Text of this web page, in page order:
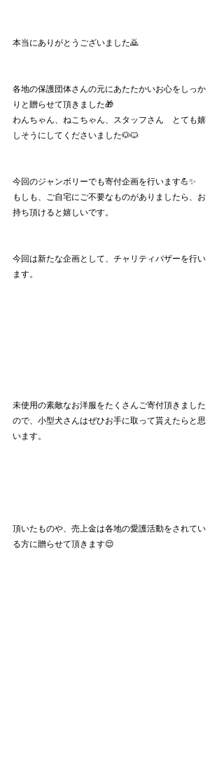
本当にありがとうございました🙇
各地の保護団体さんの元にあたたかいお心をしっか
りと贈らせて頂きました🎁
わんちゃん、ねこちゃん、スタッフさん　とても嬉
しそうにしてくださいました🐶🐱
今回のジャンボリーでも寄付企画を行います💪✨
もしも、ご自宅にご不要なものがありましたら、お
持ち頂けると嬉しいです。
今回は新たな企画として、チャリティバザーを行い
ます。
未使用の素敵なお洋服をたくさんご寄付頂きました
ので、小型犬さんはぜひお手に取って貰えたらと思
います。
頂いたものや、売上金は各地の愛護活動をされてい
る方に贈らせて頂きます😌